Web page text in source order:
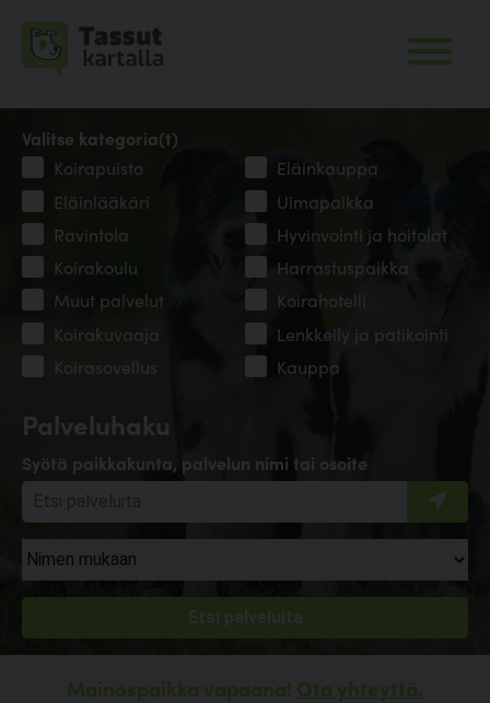
Palveluhaku
Syötä paikkakunta, palvelun nimi tai osoite
Valitse kategoria(t)
Koirapuisto
Eläinkauppa
Eläinlääkäri
Uimapaikka
Ravintola
Hyvinvointi ja hoitolat
Koirakoulu
Harrastuspaikka
Muut palvelut
Koirahotelli
Koirakuvaaja
Lenkkeily ja patikointi
Koirasovellus
Kauppa
Mainospaikka vapaana! Ota yhteyttä.